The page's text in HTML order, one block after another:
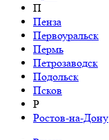
П
Пенза
Первоуральск
Пермь
Петрозаводск
Подольск
Псков
Р
Ростов-на-Дону